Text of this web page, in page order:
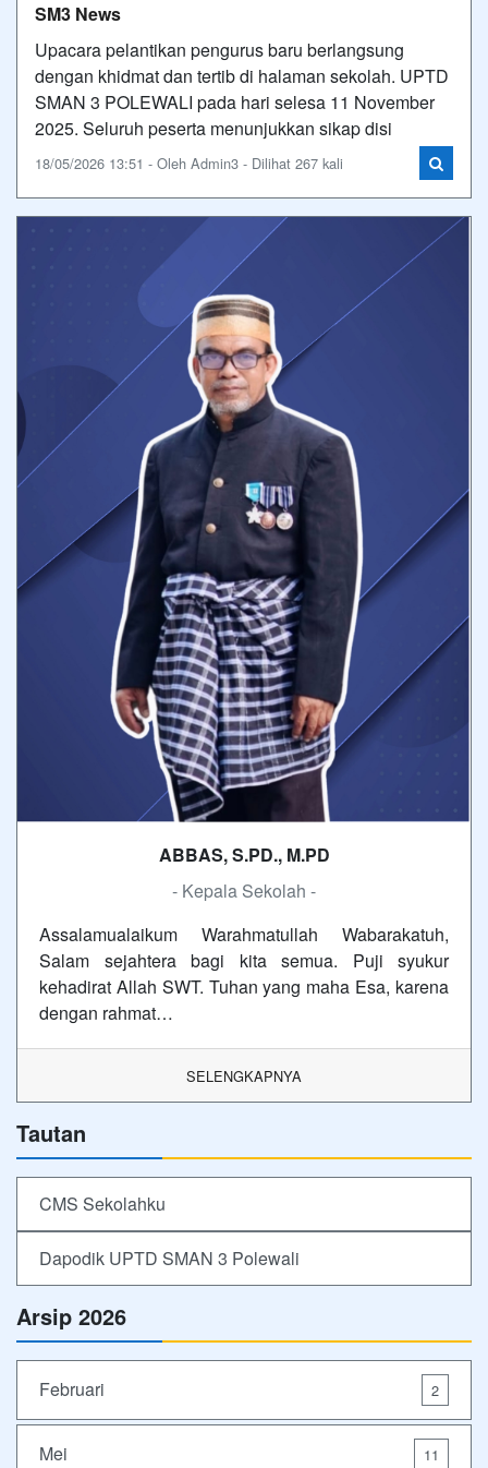
SM3 News
Upacara pelantikan pengurus baru berlangsung
dengan khidmat dan tertib di halaman sekolah. UPTD
SMAN 3 POLEWALI pada hari selesa 11 November
2025. Seluruh peserta menunjukkan sikap disi
18/05/2026 13:51 - Oleh Admin3 - Dilihat 267 kali
ABBAS, S.PD., M.PD
- Kepala Sekolah -
Assalamualaikum Warahmatullah Wabarakatuh,
Salam sejahtera bagi kita semua. Puji syukur
kehadirat Allah SWT. Tuhan yang maha Esa, karena
dengan rahmat…
SELENGKAPNYA
Tautan
CMS Sekolahku
Dapodik UPTD SMAN 3 Polewali
Arsip 2026
Februari 2
Mei 11